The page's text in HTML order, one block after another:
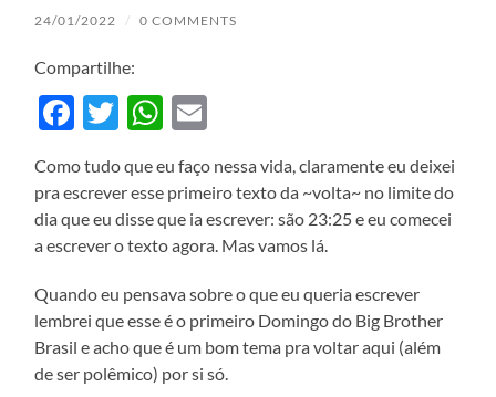
24/01/2022 / 0 COMMENTS
Compartilhe:
Facebook
TwitterWhatsApp
Como tudo que eu faço nessa vida, claramente eu deixei
pra escrever esse primeiro texto da ~volta~ no limite do
dia que eu disse que ia escrever: são 23:25 e eu comecei
a escrever o texto agora. Mas vamos lá.
Quando eu pensava sobre o que eu queria escrever
lembrei que esse é o primeiro Domingo do Big Brother
Brasil e acho que é um bom tema pra voltar aqui (além
de ser polêmico) por si só.